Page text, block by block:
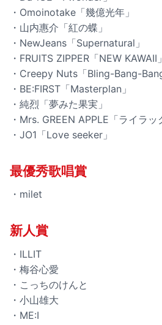
・Omoinotake「幾億光年」
・山内惠介「紅の蝶」
・NewJeans「Supernatural」
・FRUITS ZIPPER「NEW KAWAII」
・Creepy Nuts「Bling-Bang-
・BE:FIRST「Masterplan」
・純烈「夢みた果実」
・Mrs. GREEN APPLE「ライラッ
・JO1「Love seeker」
最優秀歌唱賞
・milet
新人賞
・ILLIT
・梅谷心愛
・こっちのけんと
・小山雄大
・ME:I